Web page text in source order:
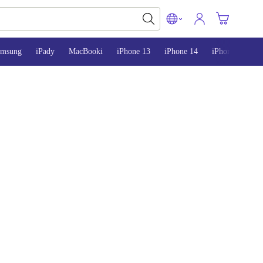
iPady MacBooki iPhone 13 iPhone 14 iPhone 15